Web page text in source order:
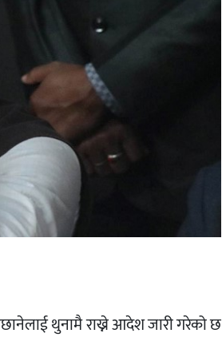
थुनामै राख्ने आदेश जारी गरेको छ